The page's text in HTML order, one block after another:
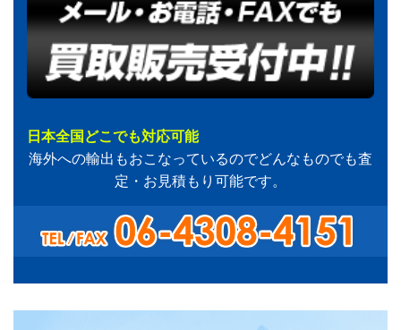
日本全国どこでも対応可能
海外への輸出もおこなっているのでどんなものでも査
定・お見積もり可能です。